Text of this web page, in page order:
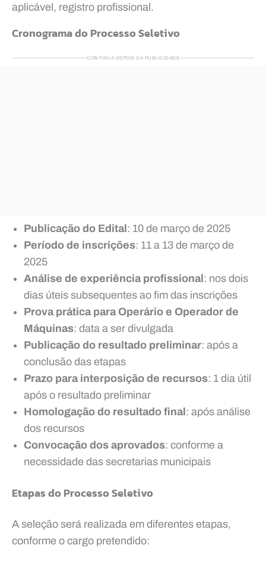
aplicável, registro profissional.
Cronograma do Processo Seletivo
CONTINUA DEPOIS DA PUBLICIDADE
Publicação do Edital: 10 de março de 2025
Período de inscrições: 11 a 13 de março de
2025
Análise de experiência profissional: nos dois
dias úteis subsequentes ao fim das inscrições
Prova prática para Operário e Operador de
Máquinas: data a ser divulgada
Publicação do resultado preliminar: após a
conclusão das etapas
Prazo para interposição de recursos: 1 dia útil
após o resultado preliminar
Homologação do resultado final: após análise
dos recursos
Convocação dos aprovados: conforme a
necessidade das secretarias municipais
Etapas do Processo Seletivo
A seleção será realizada em diferentes etapas,
conforme o cargo pretendido: